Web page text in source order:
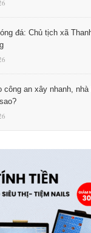
đá: Chủ tịch xã
công an xây nhanh,